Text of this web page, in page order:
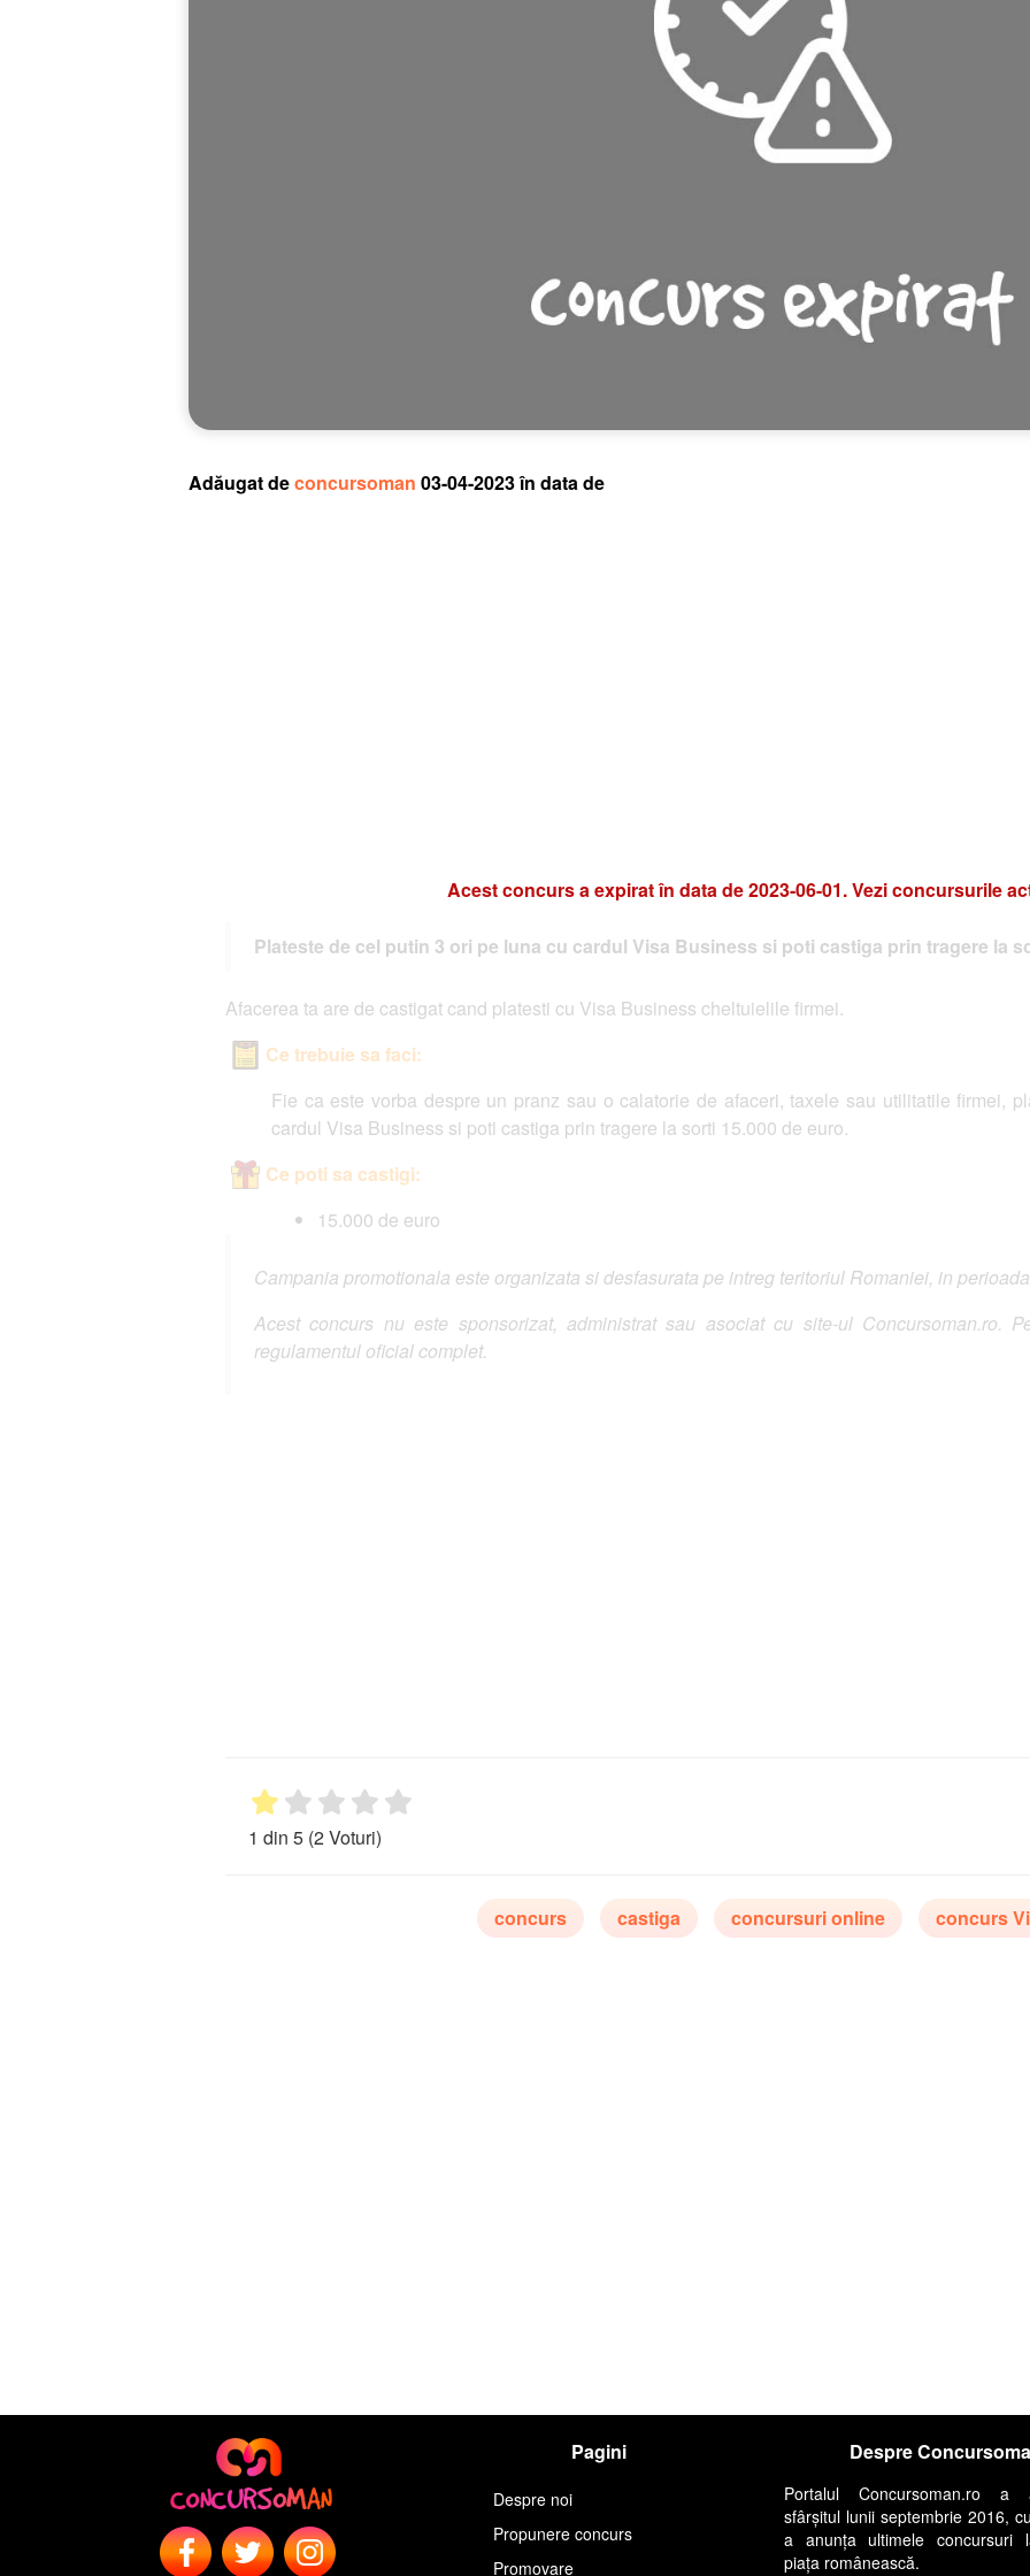
Adăugat deconcursoman 03-04-2023 în data de
Acest concurs a expirat în data de 2023-06-01. Vezi concursurile
Plateste de cel putin 3 ori pe luna cu cardul Visa Business si poti castiga prin tragere la
Afacerea ta are de castigat cand platesti cu Visa Business cheltuielile firmei.
Ce trebuie sa faci:
Fie ca este vorba despre un pranz sau o calatorie de afaceri, taxele sau utilitatile firmei,
cardul Visa Business si poti castiga prin tragere la sorti 15.000 de euro.
Ce poti sa castigi:
15.000 de euro
Campania promotionala este organizata si desfasurata pe intreg teritoriul Romaniei, in
Acest concurs nu este sponsorizat, administrat sau asociat cu site-ul Concursoman.ro.
regulamentul oficial complet.
1 din 5 (2 Voturi)
concurs castiga concursuri online concurs
Pagini
Despre noi
Propunere concurs
Promovare
Despre
Portalul Concursoman.ro
sfârșitul lunii septembrie 2016,
a anunța ultimele concursuri
piața românească.